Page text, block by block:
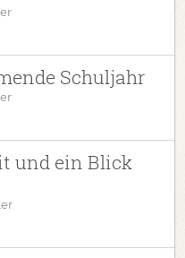
Schuljahr
und ein Blick